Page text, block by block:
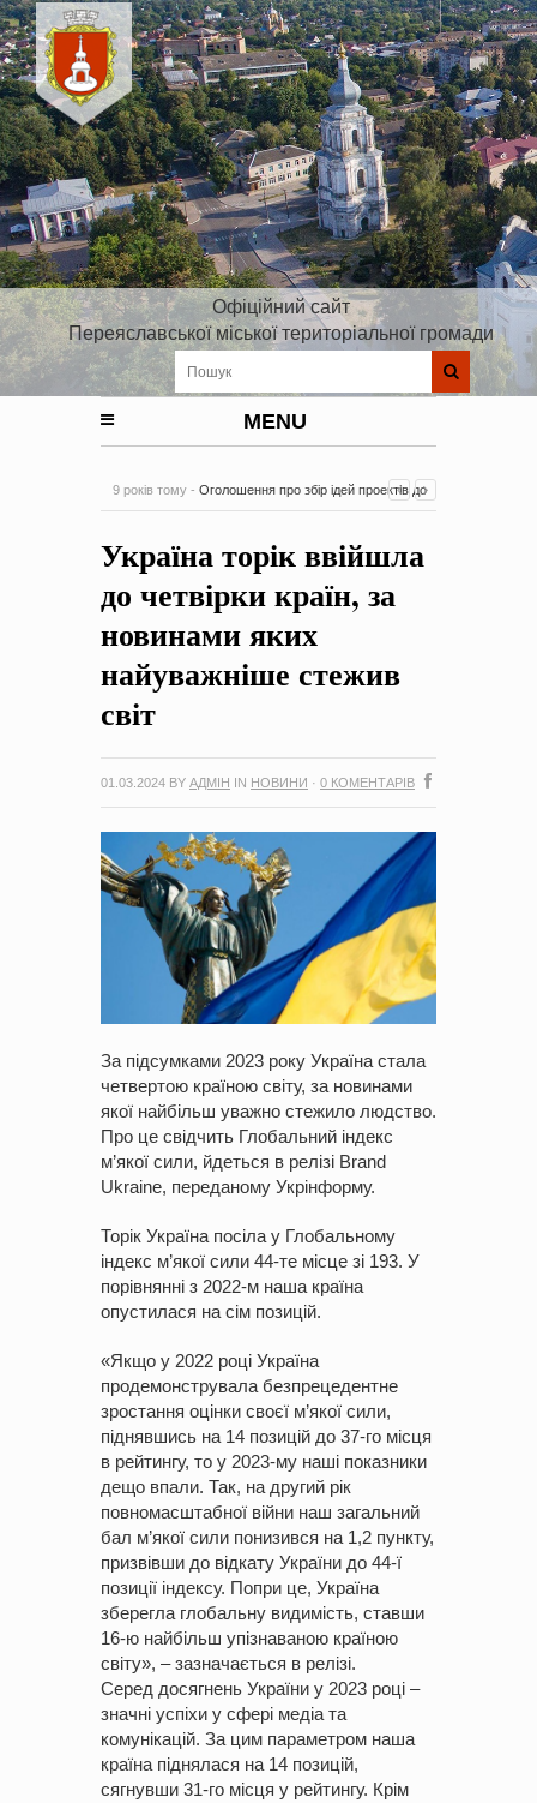
Офіційний сайт
Переяславської міської територіальної громади
MENU
9 років тому - Оголошення про збір ідей проектів до
на період 2018 – 2020 роки Оголошення про збір ідей
проектів
0 Коментарів
Україна торік ввійшла
до четвірки країн, за
новинами яких
найуважніше стежив
світ
01.03.2024 BY АДМІН IN НОВИНИ · 0 КОМЕНТАРІВ
За підсумками 2023 року Україна стала
четвертою країною світу, за новинами
якої найбільш уважно стежило людство.
Про це свідчить Глобальний індекс
м’якої сили, йдеться в релізі Brand
Ukraine, переданому Укрінформу.
Торік Україна посіла у Глобальному
індекс м’якої сили 44-те місце зі 193. У
порівнянні з 2022-м наша країна
опустилася на сім позицій.
«Якщо у 2022 році Україна
продемонструвала безпрецедентне
зростання оцінки своєї м’якої сили,
піднявшись на 14 позицій до 37-го місця
в рейтингу, то у 2023-му наші показники
дещо впали. Так, на другий рік
повномасштабної війни наш загальний
бал м’якої сили понизився на 1,2 пункту,
призвівши до відкату України до 44-ї
позиції індексу. Попри це, Україна
зберегла глобальну видимість, ставши
16-ю найбільш упізнаваною країною
світу», – зазначається в релізі.
Серед досягнень України у 2023 році –
значні успіхи у сфері медіа та
комунікацій. За цим параметром наша
країна піднялася на 14 позицій,
сягнувши 31-го місця у рейтингу. Крім